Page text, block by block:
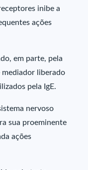
inibe a
ações
em parte, pela
mediador liberado
pela IgE.
nervoso
sua proeminente
ações